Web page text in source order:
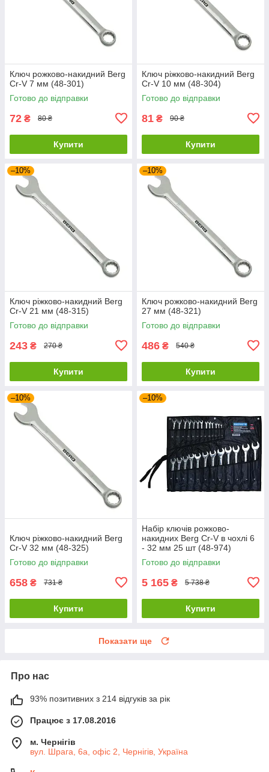
Ключ рожково-накидний Berg
Cr-V 7 мм (48-301)
Готово до відправки
72 ₴ 80 ₴
Купити
Ключ ріжково-накидний Berg
Cr-V 10 мм (48-304)
Готово до відправки
81 ₴ 90 ₴
Купити
–10%
Ключ ріжково-накидний Berg
Cr-V 21 мм (48-315)
Готово до відправки
243 ₴ 270 ₴
Купити
–10%
Ключ рожково-накидний Berg
27 мм (48-321)
Готово до відправки
486 ₴ 540 ₴
Купити
–10%
Ключ ріжково-накидний Berg
Cr-V 32 мм (48-325)
Готово до відправки
658 ₴ 731 ₴
Купити
–10%
Набір ключів рожково-
накидних Berg Cr-V в чохлі 6
- 32 мм 25 шт (48-974)
Готово до відправки
5 165 ₴ 5 738 ₴
Купити
Показати ще
Про нас
93% позитивних з 214 відгуків за рік
Працює з 17.08.2016
м. Чернігів
вул. Шрага, 6а, офіс 2, Чернігів, Україна